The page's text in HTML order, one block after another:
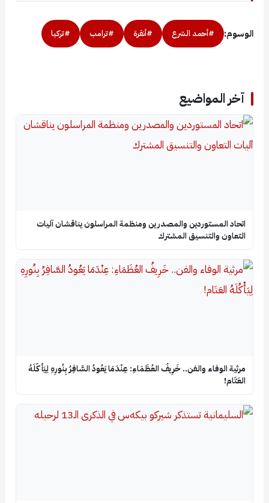
الوسوم: #أحمد الشرع #أنقرة #ترامب #تركيا
آخر المواضيع
اتحاد المستوردين والمصدرين ومنظمة المراسلون يناقشان آليات
التعاون والتنسيق المشترك
​مرثية الوفاء والفن.. خَرِيفُ العُظَمَاءِ: عِنْدَمَا يَعُودُ السَّافِرُ بِنُورِهِ لِيَأْكُلَهُ
العَتَام!